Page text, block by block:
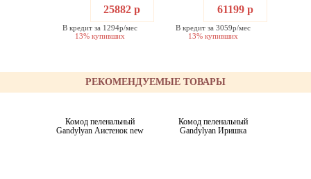
25882 р
В кредит за 1294р/мес
13% купивших
61199 р
В кредит за 3059р/мес
13% купивших
РЕКОМЕНДУЕМЫЕ ТОВАРЫ
Комод пеленальный
Gandylyan Аистенок new
Комод пеленальный
Gandylyan Иришка